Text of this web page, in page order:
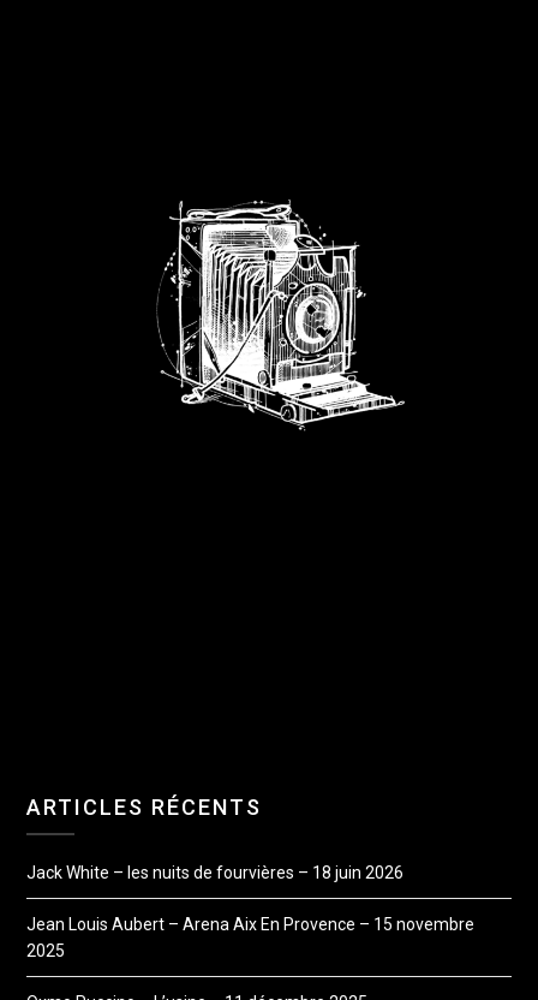
ARTICLES RÉCENTS
Jack White – les nuits de fourvières – 18 juin 2026
Jean Louis Aubert – Arena Aix En Provence – 15 novembre
2025